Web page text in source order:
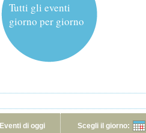
Tutti gli eventi
giorno per giorno
Eventi di oggi Scegli il giorno: